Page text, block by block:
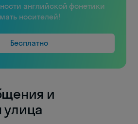
английской фонетики
носителей!
Бесплатно
и
улица